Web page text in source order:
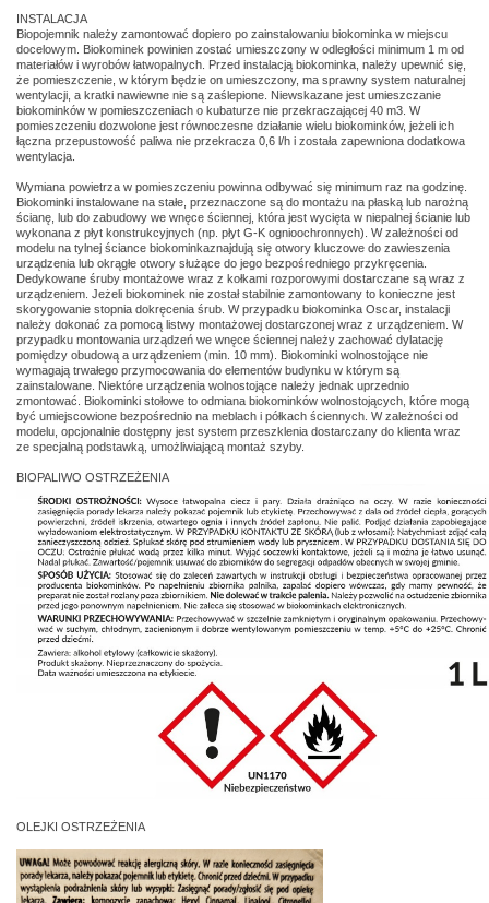
INSTALACJA
Biopojemnik należy zamontować dopiero po zainstalowaniu biokominka w miejscu
docelowym. Biokominek powinien zostać umieszczony w odległości minimum 1 m od
materiałów i wyrobów łatwopalnych. Przed instalacją biokominka, należy upewnić się,
że pomieszczenie, w którym będzie on umieszczony, ma sprawny system naturalnej
wentylacji, a kratki nawiewne nie są zaślepione. Niewskazane jest umieszczanie
biokominków w pomieszczeniach o kubaturze nie przekraczającej 40 m3. W
pomieszczeniu dozwolone jest równoczesne działanie wielu biokominków, jeżeli ich
łączna przepustowość paliwa nie przekracza 0,6 l/h i została zapewniona dodatkowa
wentylacja.
Wymiana powietrza w pomieszczeniu powinna odbywać się minimum raz na godzinę.
Biokominki instalowane na stałe, przeznaczone są do montażu na płaską lub narożną
ścianę, lub do zabudowy we wnęce ściennej, która jest wycięta w niepalnej ścianie lub
wykonana z płyt konstrukcyjnych (np. płyt G-K ognioochronnych). W zależności od
modelu na tylnej ściance biokominkaznajdują się otwory kluczowe do zawieszenia
urządzenia lub okrągłe otwory służące do jego bezpośredniego przykręcenia.
Dedykowane śruby montażowe wraz z kołkami rozporowymi dostarczane są wraz z
urządzeniem. Jeżeli biokominek nie został stabilnie zamontowany to konieczne jest
skorygowanie stopnia dokręcenia śrub. W przypadku biokominka Oscar, instalacji
należy dokonać za pomocą listwy montażowej dostarczonej wraz z urządzeniem. W
przypadku montowania urządzeń we wnęce ściennej należy zachować dylatację
pomiędzy obudową a urządzeniem (min. 10 mm). Biokominki wolnostojące nie
wymagają trwałego przymocowania do elementów budynku w którym są
zainstalowane. Niektóre urządzenia wolnostojące należy jednak uprzednio
zmontować. Biokominki stołowe to odmiana biokominków wolnostojących, które mogą
być umiejscowione bezpośrednio na meblach i półkach ściennych. W zależności od
modelu, opcjonalnie dostępny jest system przeszklenia dostarczany do klienta wraz
ze specjalną podstawką, umożliwiającą montaż szyby.
BIOPALIWO OSTRZEŻENIA
OLEJKI OSTRZEŻENIA